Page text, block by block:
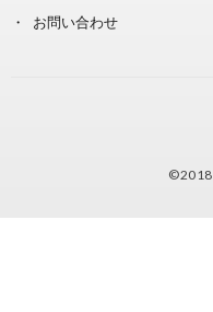
お問い合わせ
©2018